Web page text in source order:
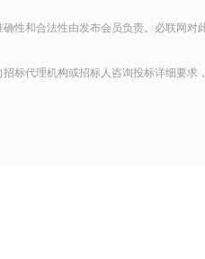
性和合法性由发布会员负责。必联网对
标代理机构或招标人咨询投标详细要